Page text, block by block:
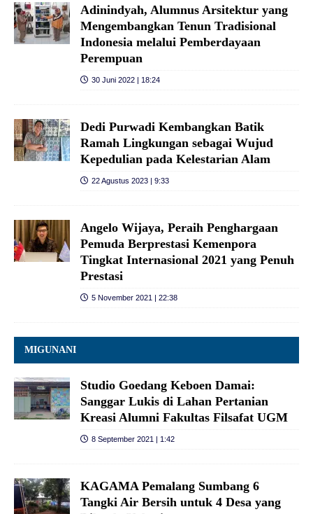
Adinindyah, Alumnus Arsitektur yang
Mengembangkan Tenun Tradisional
Indonesia melalui Pemberdayaan
Perempuan
30 Juni 2022 | 18:24
Dedi Purwadi Kembangkan Batik
Ramah Lingkungan sebagai Wujud
Kepedulian pada Kelestarian Alam
22 Agustus 2023 | 9:33
Angelo Wijaya, Peraih Penghargaan
Pemuda Berprestasi Kemenpora
Tingkat Internasional 2021 yang Penuh
Prestasi
5 November 2021 | 22:38
MIGUNANI
Studio Goedang Keboen Damai:
Sanggar Lukis di Lahan Pertanian
Kreasi Alumni Fakultas Filsafat UGM
8 September 2021 | 1:42
KAGAMA Pemalang Sumbang 6
Tangki Air Bersih untuk 4 Desa yang